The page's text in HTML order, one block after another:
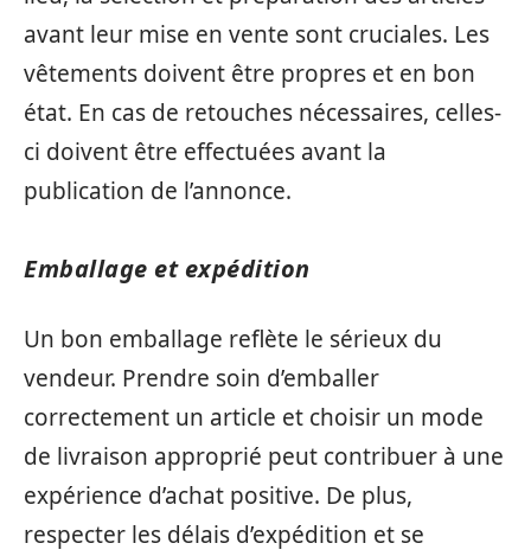
avant leur mise en vente sont cruciales. Les
vêtements doivent être propres et en bon
état. En cas de retouches nécessaires, celles-
ci doivent être effectuées avant la
publication de l’annonce.
Emballage et expédition
Un bon emballage reflète le sérieux du
vendeur. Prendre soin d’emballer
correctement un article et choisir un mode
de livraison approprié peut contribuer à une
expérience d’achat positive. De plus,
respecter les délais d’expédition et se